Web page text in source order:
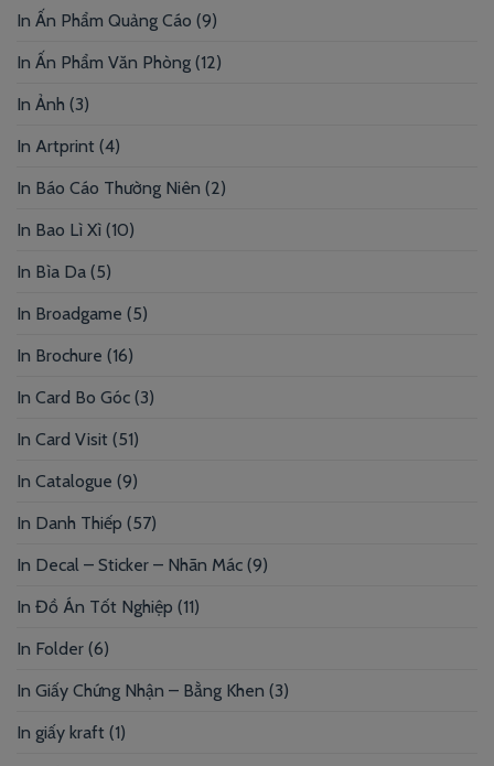
In Ấn Phẩm Quảng Cáo (9)
In Ấn Phẩm Văn Phòng (12)
In Ảnh (3)
In Artprint (4)
In Báo Cáo Thường Niên (2)
In Bao Lì Xì (10)
In Bìa Da (5)
In Broadgame (5)
In Brochure (16)
In Card Bo Góc (3)
In Card Visit (51)
In Catalogue (9)
In Danh Thiếp (57)
In Decal – Sticker – Nhãn Mác (9)
In Đồ Án Tốt Nghiệp (11)
In Folder (6)
In Giấy Chứng Nhận – Bằng Khen (3)
In giấy kraft (1)